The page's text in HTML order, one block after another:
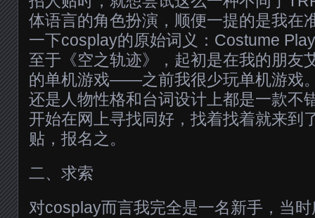
体语言的角色扮演，顺便一提的是我在
一下cosplay的原始词义：Costume
至于《空之轨迹》，起初是在我的朋友
的单机游戏——之前我很少玩单机游戏
还是人物性格和台词设计上都是一款不
开始在网上寻找同好，找着找着就来到
贴，报名之。
二、求索
对cosplay而言我完全是一名新手，当